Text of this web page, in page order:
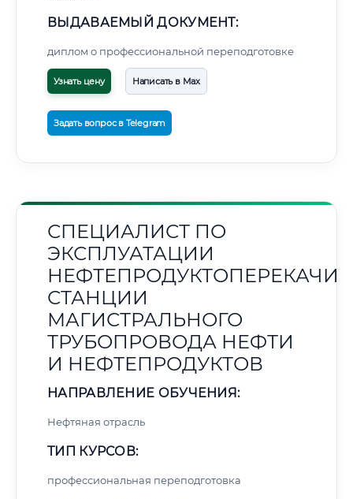
ВЫДАВАЕМЫЙ ДОКУМЕНТ:
диплом о профессиональной переподготовке
Узнать цену Написать в Max
Задать вопрос в Telegram
СПЕЦИАЛИСТ ПО
ЭКСПЛУАТАЦИИ
СТАНЦИИ
МАГИСТРАЛЬНОГО
ТРУБОПРОВОДА НЕФТИ
И НЕФТЕПРОДУКТОВ
НАПРАВЛЕНИЕ ОБУЧЕНИЯ:
Нефтяная отрасль
ТИП КУРСОВ:
профессиональная переподготовка